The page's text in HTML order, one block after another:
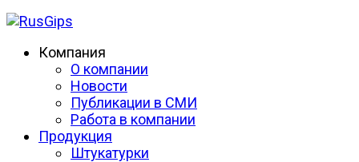
Компания
О компании
Новости
Публикации в СМИ
Работа в компании
Продукция
Штукатурки